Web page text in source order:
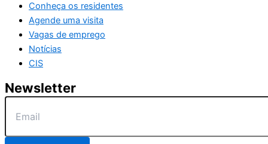
Conheça os residentes
Agende uma visita
Vagas de emprego
Notícias
CIS
Newsletter